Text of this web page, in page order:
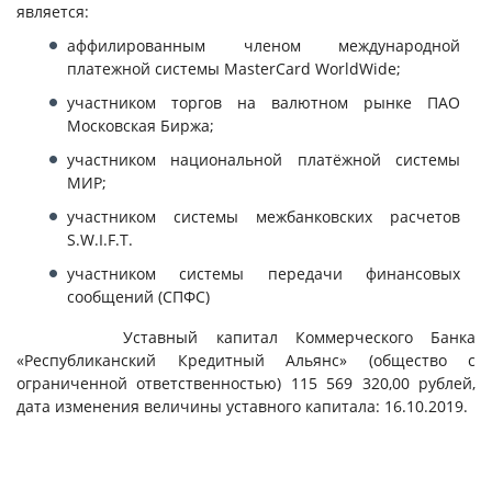
является:
аффилированным членом международной
платежной системы MasterCard WorldWide;
участником торгов на валютном рынке ПАО
Московская Биржа;
участником национальной платёжной системы
МИР;
участником системы межбанковских расчетов
S.W.I.F.T.
участником системы передачи финансовых
сообщений (СПФС)
Уставный капитал Коммерческого Банка
«Республиканский Кредитный Альянс» (общество с
ограниченной ответственностью) 115 569 320,00 рублей,
дата изменения величины уставного капитала: 16.10.2019.